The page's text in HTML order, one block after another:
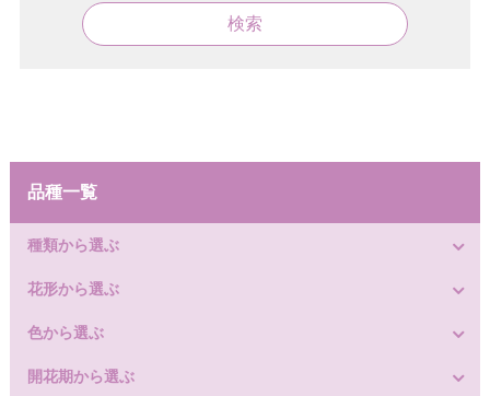
検索
品種一覧
種類から選ぶ
花形から選ぶ
色から選ぶ
開花期から選ぶ